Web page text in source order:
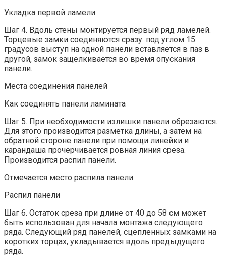
Укладка первой ламели
Шаг 4. Вдоль стены монтируется первый ряд ламелей.
Торцевые замки соединяются сразу: под углом 15
градусов выступ на одной панели вставляется в паз в
другой, замок защелкивается во время опускания
панели.
Места соединения панелей
Как соединять панели ламината
Шаг 5. При необходимости излишки панели обрезаются.
Для этого производится разметка длины, а затем на
обратной стороне панели при помощи линейки и
карандаша прочерчивается ровная линия среза.
Производится распил панели.
Отмечается место распила панели
Распил панели
Шаг 6. Остаток среза при длине от 40 до 58 см может
быть использован для начала монтажа следующего
ряда. Следующий ряд панелей, сцепленных замками на
коротких торцах, укладывается вдоль предыдущего
ряда.